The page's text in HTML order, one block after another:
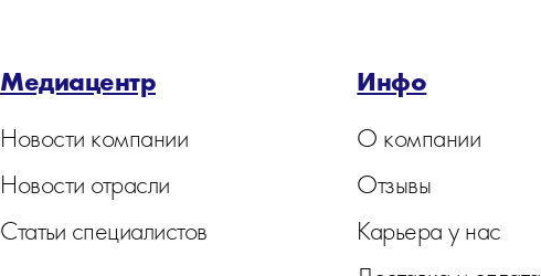
Медиацентр
Новости компании
Новости отрасли
Статьи специалистов
Инфо
О компании
Отзывы
Карьера у нас